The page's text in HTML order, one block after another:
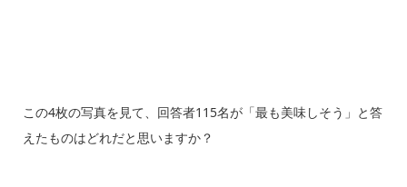
この4枚の写真を見て、回答者115名が「最も美味しそう」と答
えたものはどれだと思いますか？